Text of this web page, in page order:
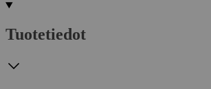
Tuotetiedot